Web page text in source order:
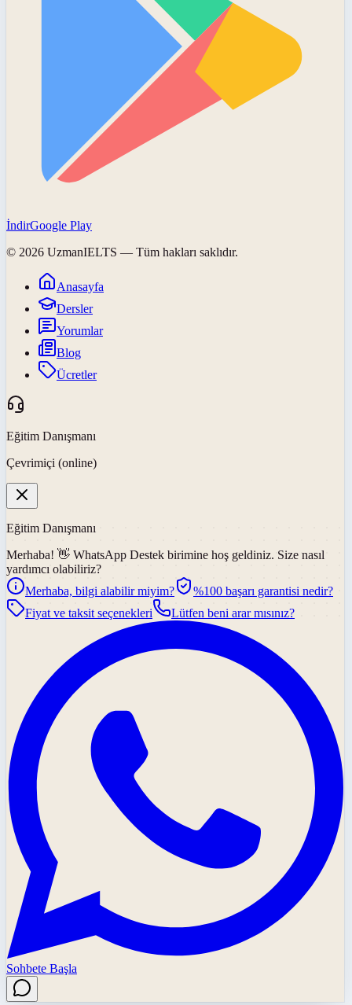
İndirGoogle Play
© 2026 UzmanIELTS — Tüm hakları saklıdır.
Anasayfa
Dersler
Yorumlar
Blog
Ücretler
Eğitim Danışmanı
Çevrimiçi (online)
Eğitim Danışmanı
Merhaba! 👋 WhatsApp Destek birimine hoş geldiniz. Size nasıl
yardımcı olabiliriz?
Merhaba, bilgi alabilir miyim?
%100 başarı garantisi nedir?
Fiyat ve taksit seçenekleri
Lütfen beni arar mısınız?
Sohbete Başla